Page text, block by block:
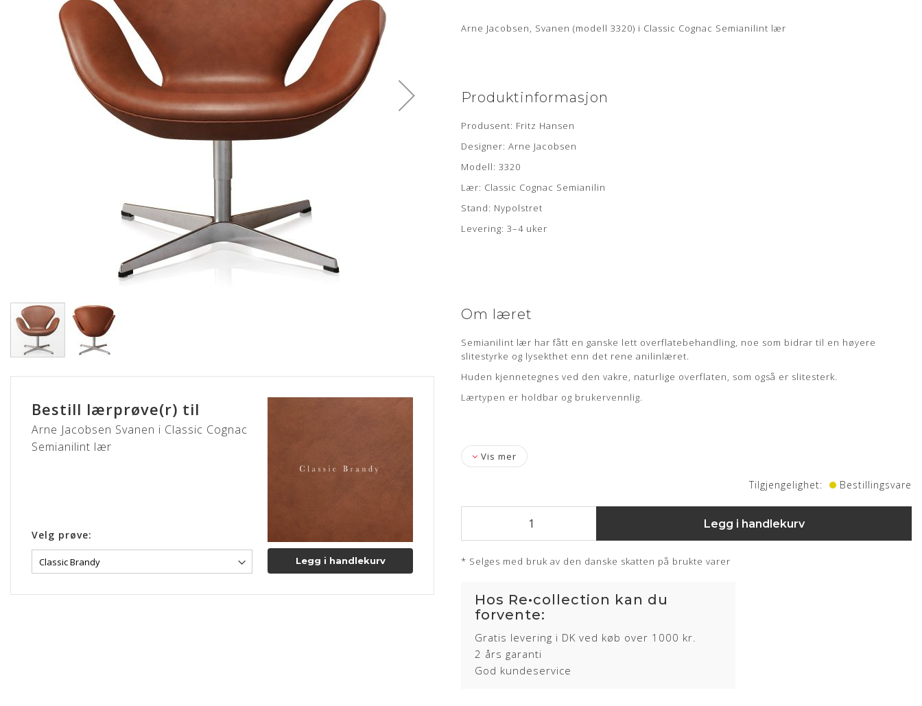
til
Arne Jacobsen, Svanen (modell 3320) i Classic Cognac Semianilint lær
Produktinformasjon
Produsent: Fritz Hansen
Designer: Arne Jacobsen
Modell: 3320
Lær: Classic Cognac Semianilin
Stand: Nypolstret
Levering: 3–4 uker
Om læret
Semianilint lær har fått en ganske lett overflatebehandling, noe som bidrar til en høyere
slitestyrke og lysekthet enn det rene anilinlæret.
Huden kjennetegnes ved den vakre, naturlige overflaten, som også er slitesterk.
Lærtypen er holdbar og brukervennlig.
Vis mer
Tilgjengelighet: Bestillingsvare
Legg i handlekurv
* Selges med bruk av den danske skatten på brukte varer
Hos Re•collection kan du
forvente:
Gratis levering i DK ved køb over 1000 kr.
2 års garanti
God kundeservice
Bestill lærprøve(r) til
Arne Jacobsen Svanen i Classic Cognac
Semianilint lær
Velg prøve:
Legg i handlekurv